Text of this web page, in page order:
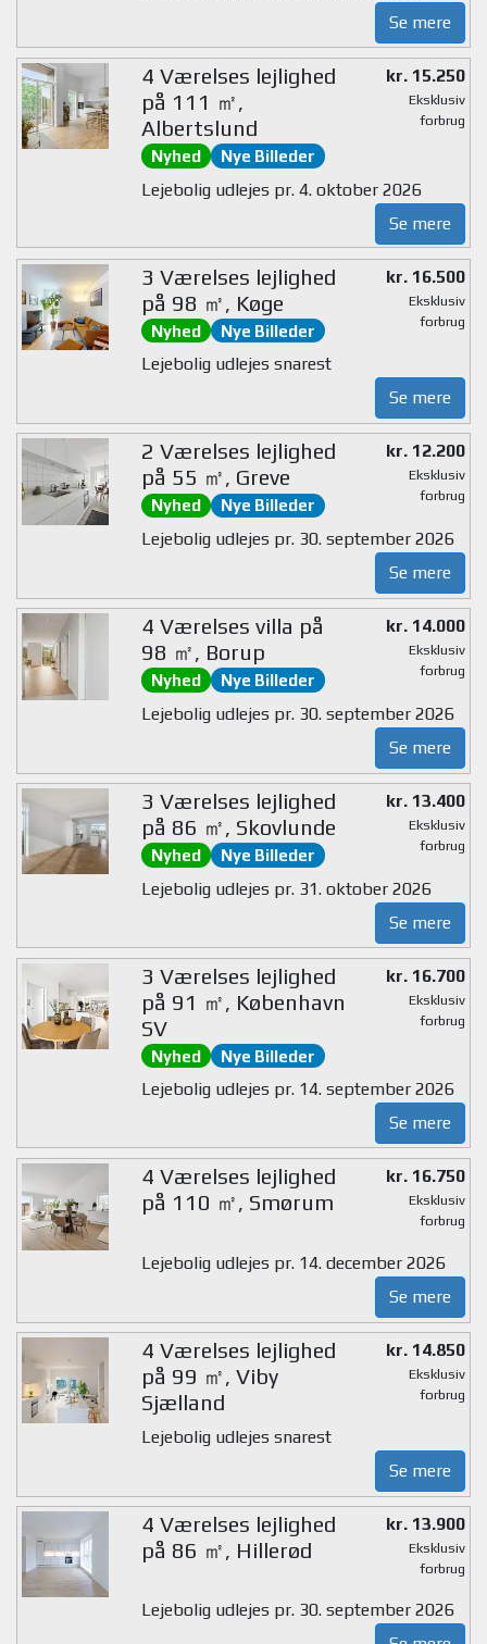
Se mere
4 Værelses lejlighed
på 111 ㎡,
Albertslund
Nyhed Nye Billeder
kr. 15.250
Eksklusiv
forbrug
Lejebolig udlejes pr. 4. oktober 2026
Se mere
3 Værelses lejlighed
på 98 ㎡, Køge
Nyhed Nye Billeder
kr. 16.500
Eksklusiv
forbrug
Lejebolig udlejes snarest
Se mere
2 Værelses lejlighed
på 55 ㎡, Greve
Nyhed Nye Billeder
kr. 12.200
Eksklusiv
forbrug
Lejebolig udlejes pr. 30. september 2026
Se mere
4 Værelses villa på
98 ㎡, Borup
Nyhed Nye Billeder
kr. 14.000
Eksklusiv
forbrug
Lejebolig udlejes pr. 30. september 2026
Se mere
3 Værelses lejlighed
på 86 ㎡, Skovlunde
Nyhed Nye Billeder
kr. 13.400
Eksklusiv
forbrug
Lejebolig udlejes pr. 31. oktober 2026
Se mere
3 Værelses lejlighed
på 91 ㎡, København
SV
Nyhed Nye Billeder
kr. 16.700
Eksklusiv
forbrug
Lejebolig udlejes pr. 14. september 2026
Se mere
4 Værelses lejlighed
på 110 ㎡, Smørum
kr. 16.750
Eksklusiv
forbrug
Lejebolig udlejes pr. 14. december 2026
Se mere
4 Værelses lejlighed
på 99 ㎡, Viby
Sjælland
kr. 14.850
Eksklusiv
forbrug
Lejebolig udlejes snarest
Se mere
4 Værelses lejlighed
på 86 ㎡, Hillerød
kr. 13.900
Eksklusiv
forbrug
Lejebolig udlejes pr. 30. september 2026